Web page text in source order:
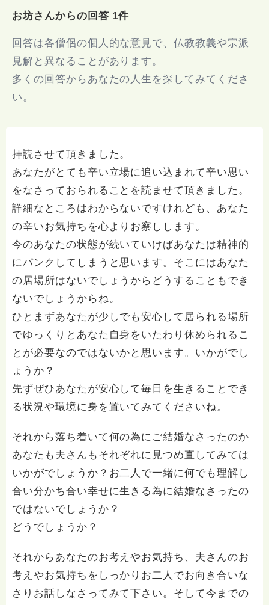
お坊さんからの回答 1件
回答は各僧侶の個人的な意見で、仏教教義や宗派
見解と異なることがあります。
多くの回答からあなたの人生を探してみてくださ
い。
拝読させて頂きました。
あなたがとても辛い立場に追い込まれて辛い思い
をなさっておられることを読ませて頂きました。
詳細なところはわからないですけれども、あなた
の辛いお気持ちを心よりお察しします。
今のあなたの状態が続いていけばあなたは精神的
にパンクしてしまうと思います。そこにはあなた
の居場所はないでしょうからどうすることもでき
ないでしょうからね。
ひとまずあなたが少しでも安心して居られる場所
でゆっくりとあなた自身をいたわり休められるこ
とが必要なのではないかと思います。いかがでし
ょうか？
先ずぜひあなたが安心して毎日を生きることでき
る状況や環境に身を置いてみてくださいね。
それから落ち着いて何の為にご結婚なさったのか
あなたも夫さんもそれぞれに見つめ直してみては
いかがでしょうか？お二人で一緒に何でも理解し
合い分かち合い幸せに生きる為に結婚なさったの
ではないでしょうか？
どうでしょうか？
それからあなたのお考えやお気持ち、夫さんのお
考えやお気持ちをしっかりお二人でお向き合いな
さりお話しなさってみて下さい。そして今までの